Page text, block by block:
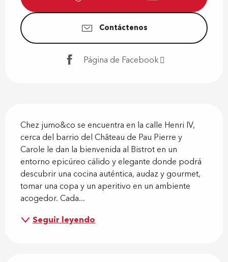
Contáctenos
Página de Facebook
Chez jumo&co se encuentra en la calle Henri IV,
cerca del barrio del Château de Pau Pierre y
Carole le dan la bienvenida al Bistrot en un
entorno epicúreo cálido y elegante donde podrá
descubrir una cocina auténtica, audaz y gourmet,
tomar una copa y un aperitivo en un ambiente
acogedor. Cada...
Seguir leyendo